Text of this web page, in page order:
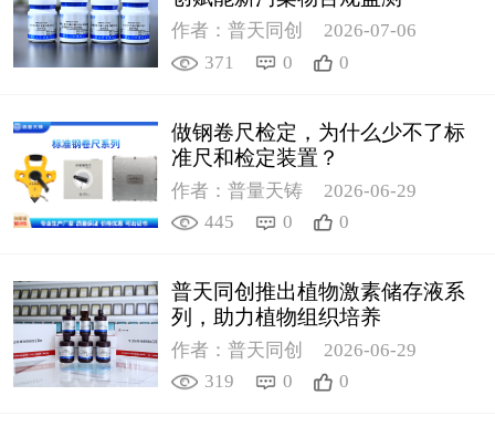
作者：普天同创
2026-07-06
371
0 0
做钢卷尺检定，为什么少不了标
准尺和检定装置？
作者：普量天铸
2026-06-29
445
0 0
普天同创推出植物激素储存液系
列，助力植物组织培养
作者：普天同创
2026-06-29
319
0 0